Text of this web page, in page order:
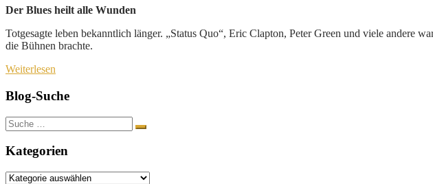
Der Blues heilt alle Wunden
Totgesagte leben bekanntlich länger. „Status Quo“, Eric Clapton, Peter Green und viele andere
die Bühnen brachte.
Weiterlesen
Blog-Suche
Suche
nach:
Kategorien
Kategorien